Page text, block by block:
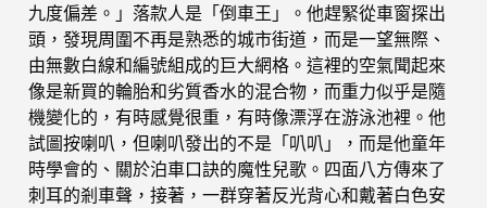
九度偏差。」落款人是「倒車王」。他趕緊從車窗探出
頭，發現周圍不再是熟悉的城市街道，而是一望無際、
由無數白線和編號組成的巨大網格。這裡的空氣聞起來
像是新買的輪胎和劣質香水的混合物，而重力似乎是隨
機變化的，有時感覺很重，有時像漂浮在游泳池裡。他
試圖按喇叭，但喇叭發出的不是「叭叭」，而是他童年
時學會的、關於泊車口訣的魔性兒歌。四面八方傳來了
刺耳的剎車聲，接著，一群穿著反光背心和戴著白色安